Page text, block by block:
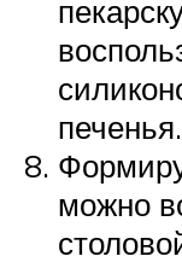
печенья.
можно